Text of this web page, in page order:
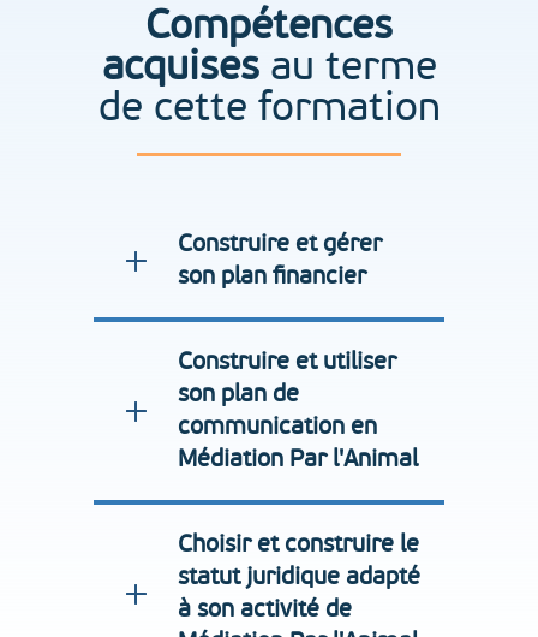
Compétences
acquisesau terme
de cette formation
Construire et gérer
son plan financier
Construire et utiliser
son plan de
communication en
Médiation Par l'Animal
Choisir et construire le
statut juridique adapté
à son activité de